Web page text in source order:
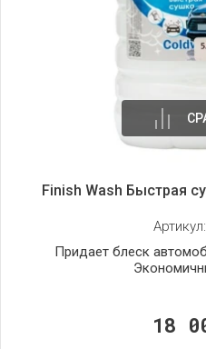
Finish Wash Быстрая
Артикул:
Придает блеск
18